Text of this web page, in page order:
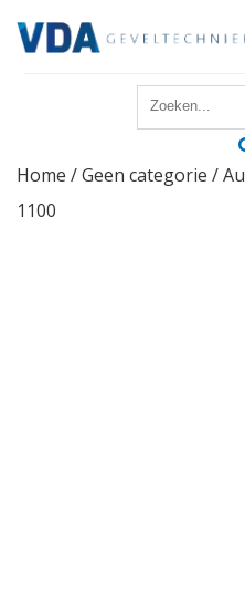
Reparatie
Home /Geen categorie /
1100